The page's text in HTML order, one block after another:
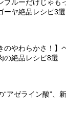
プルーだけじゃも
ーヤ絶品レシピ3選
のやわらかさ！
の絶品レシピ8選
“アゼライン酸”、